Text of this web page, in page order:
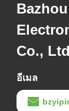
Co., Ltd
อีเมล